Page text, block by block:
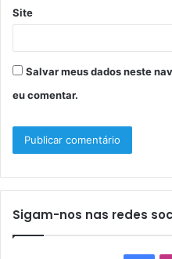
Site
Salvar meus dados neste
eu comentar.
Sigam-nos nas redes